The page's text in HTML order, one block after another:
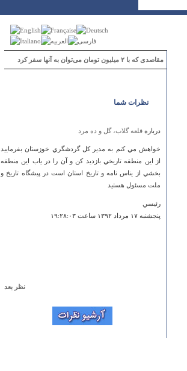
مقاصدی که با ۲ میلیون تومان می‌توان به آنها سفر کرد
نظرات شما
درباره قلعه گلاب، گل و ده مرد
خواهش مي كنم به مدير كل گردشگري خوزستان بفرماييد
از اين منطقه تاريخي بازديد كن و آن را در ياب اين منطقه
بخشي از يناس نامه و تاريخ استان است در پيشگاه تاريخ و
ملت مسئول هستيد
رئيسي
پنجشنبه ۱۷ مرداد ۱۳۹۲ ساعت ۱۹:۲۸:۰۳
سلام یک سوال دارم پل عباسی در کدام قسمت شیراز واقع
نظر بعد